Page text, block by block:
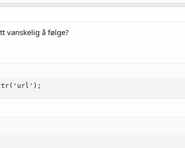
vanskelig å følge?